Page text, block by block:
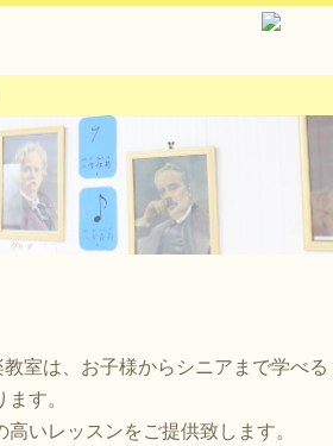
室は、お子様からシニアまで学べる
す。
いレッスンをご提供致します。